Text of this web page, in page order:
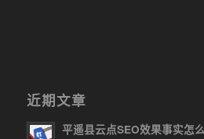
近期文章
平遥县云点SEO效果事实怎